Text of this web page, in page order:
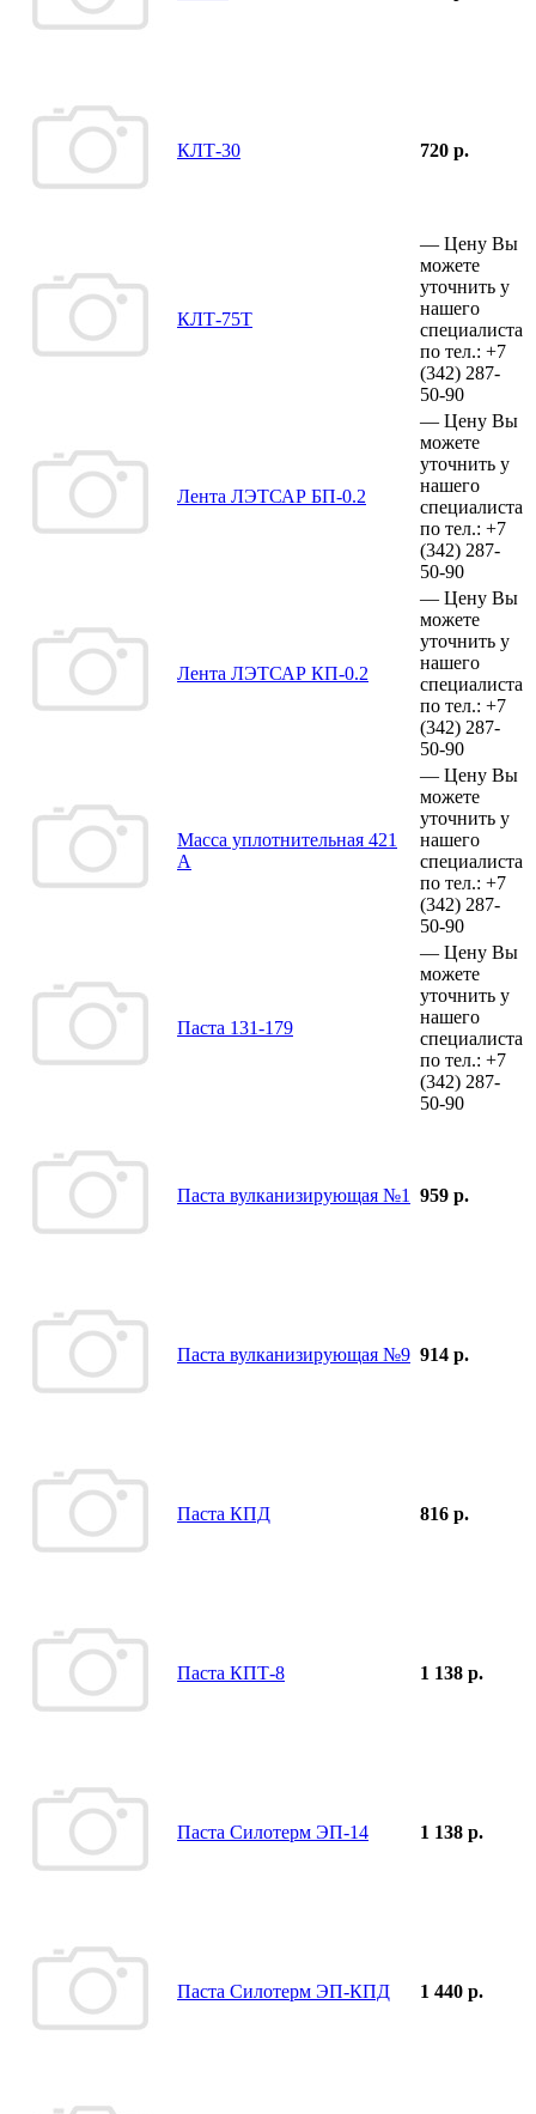
КЛТ-30 720 р.
КЛТ-75Т
— Цену Вы
можете
уточнить у
нашего
специалиста
по тел.: +7
(342) 287-
50-90
Лента ЛЭТСАР БП-0.2
— Цену Вы
можете
уточнить у
нашего
специалиста
по тел.: +7
(342) 287-
50-90
Лента ЛЭТСАР КП-0.2
— Цену Вы
можете
уточнить у
нашего
специалиста
по тел.: +7
(342) 287-
50-90
Масса уплотнительная 421
А
— Цену Вы
можете
уточнить у
нашего
специалиста
по тел.: +7
(342) 287-
50-90
Паста 131-179
— Цену Вы
можете
уточнить у
нашего
специалиста
по тел.: +7
(342) 287-
50-90
Паста вулканизирующая №1 959 р.
Паста вулканизирующая №9 914 р.
Паста КПД 816 р.
Паста КПТ-8 1 138 р.
Паста Силотерм ЭП-14 1 138 р.
Паста Силотерм ЭП-КПД 1 440 р.